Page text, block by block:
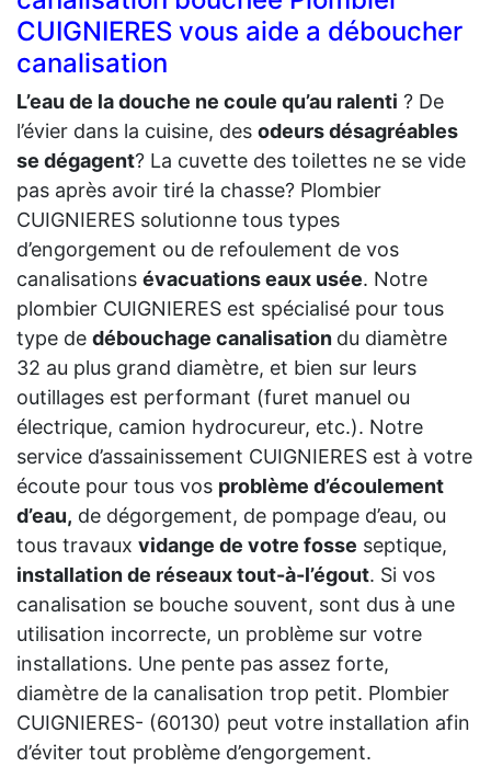
CUIGNIERES vous aide a déboucher
canalisation
L’eau de la douche ne coule qu’au ralenti ? De
l’évier dans la cuisine, des odeurs désagréables
se dégagent? La cuvette des toilettes ne se vide
pas après avoir tiré la chasse? Plombier
CUIGNIERES solutionne tous types
d’engorgement ou de refoulement de vos
canalisations évacuations eaux usée. Notre
plombier CUIGNIERES est spécialisé pour tous
type de débouchage canalisation du diamètre
32 au plus grand diamètre, et bien sur leurs
outillages est performant (furet manuel ou
électrique, camion hydrocureur, etc.). Notre
service d’assainissement CUIGNIERES est à votre
écoute pour tous vos problème d’écoulement
d’eau, de dégorgement, de pompage d’eau, ou
tous travaux vidange de votre fosse septique,
installation de réseaux tout-à-l’égout. Si vos
canalisation se bouche souvent, sont dus à une
utilisation incorrecte, un problème sur votre
installations. Une pente pas assez forte,
diamètre de la canalisation trop petit. Plombier
CUIGNIERES- (60130) peut votre installation afin
d’éviter tout problème d’engorgement.